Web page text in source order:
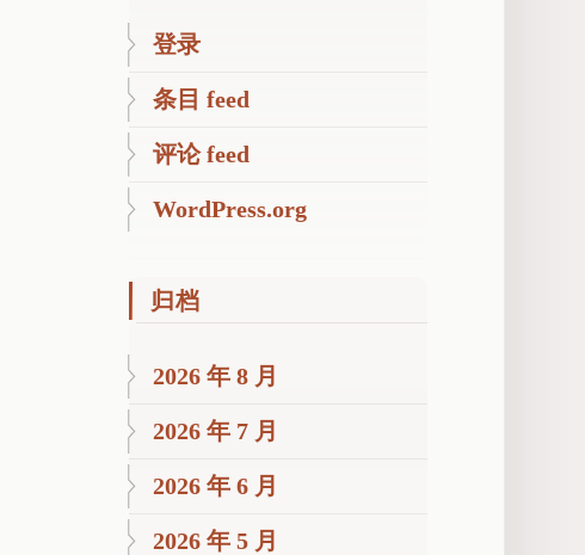
登录
条目 feed
评论 feed
WordPress.org
归档
2026 年 8 月
2026 年 7 月
2026 年 6 月
2026 年 5 月